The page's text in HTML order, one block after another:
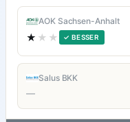
AOK Sachsen-Anhalt
★ ★★ ✓ BESSER
Salus BKK
—